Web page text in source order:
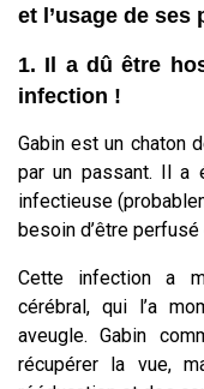
et l’usage de ses
1. Il a dû être
infection !
Gabin est un chaton
par un passant. Il a
infectieuse
besoin d’être
Cette infection a
cérébral, qui l’a
aveugle. Gabin
récupérer la vue,